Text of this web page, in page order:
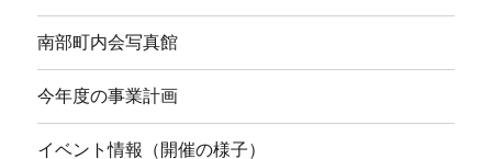
南部町内会写真館
今年度の事業計画
イベント情報（開催の様子）